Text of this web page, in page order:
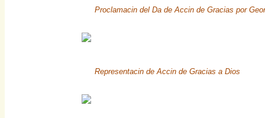
Proclamacin del Da de Accin de Gracias por
Representacin de Accin de Gracias a Dios